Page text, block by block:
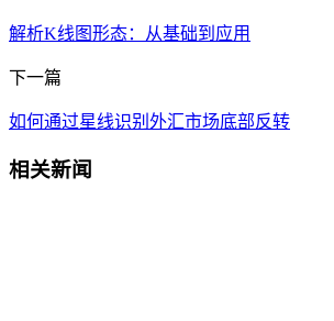
解析K线图形态：从基础到应用
下一篇
如何通过星线识别外汇市场底部反转
相关新闻